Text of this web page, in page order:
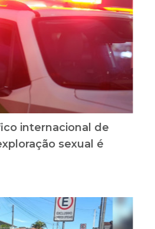
internacional de
sexual é